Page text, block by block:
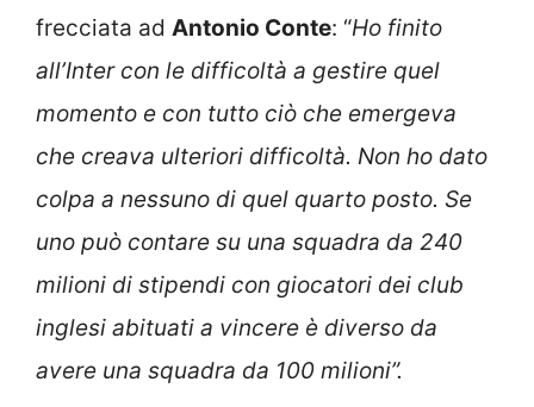
frecciata ad Antonio Conte: “Ho finito
all’Inter con le difficoltà a gestire quel
momento e con tutto ciò che emergeva
che creava ulteriori difficoltà. Non ho dato
colpa a nessuno di quel quarto posto. Se
uno può contare su una squadra da 240
milioni di stipendi con giocatori dei club
inglesi abituati a vincere è diverso da
avere una squadra da 100 milioni”.